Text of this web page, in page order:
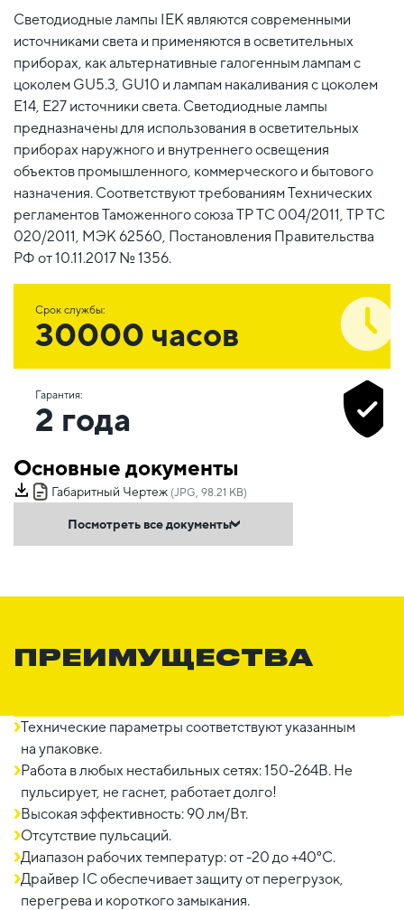
Светодиодные лампы IEK являются современными
источниками света и применяются в осветительных
приборах, как альтернативные галогенным лампам с
цоколем GU5.3, GU10 и лампам накаливания с цоколем
Е14, Е27 источники света. Светодиодные лампы
предназначены для использования в осветительных
приборах наружного и внутреннего освещения
объектов промышленного, коммерческого и бытового
назначения. Соответствуют требованиям Технических
регламентов Таможенного союза ТР ТС 004/2011, ТР ТС
020/2011, МЭК 62560, Постановления Правительства
РФ от 10.11.2017 № 1356.
Срок службы:
30000 часов
Гарантия:
2 года
Основные документы
Габаритный Чертеж (JPG, 98.21 KB)
Посмотреть все документы
ПРЕИМУЩЕСТВА
Технические параметры соответствуют указанным
на упаковке.
Работа в любых нестабильных сетях: 150-264В. Не
пульсирует, не гаснет, работает долго!
Высокая эффективность: 90 лм/Вт.
Отсутствие пульсаций.
Диапазон рабочих температур: от -20 до +40°C.
Драйвер IC обеспечивает защиту от перегрузок,
перегрева и короткого замыкания.